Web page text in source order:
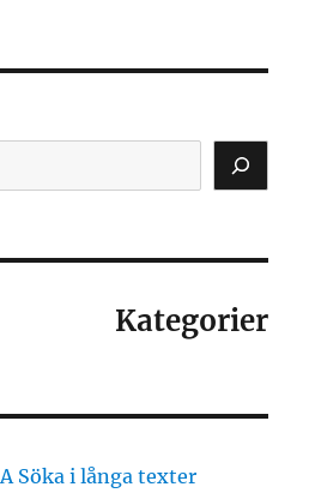
Kategorier
A Söka i långa texter